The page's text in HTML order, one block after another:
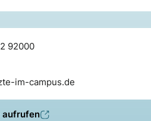
92000
im-campus.de
aufrufen